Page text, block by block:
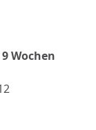
Wochen